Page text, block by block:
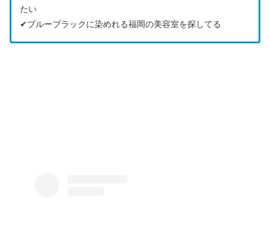
たい
✔︎ブルーブラックに染めれる福岡の美容室を探してる